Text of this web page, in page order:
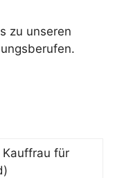
zu unseren
für